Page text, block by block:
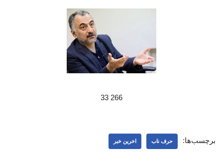
266 33
برچسب‌ها: حرف ناب اخرین خبر